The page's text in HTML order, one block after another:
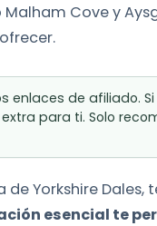
Cove y
de afiliado.
para ti. Solo
Yorkshire
esencial te